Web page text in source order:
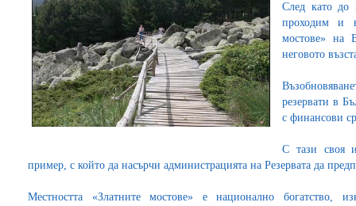
След като до
проходим и
мостове» на
неговото
резервати в
с финансови
С тази своя
пример, с който да насърчи администрацията на Резервата да
Местността «Златните мостове» е национално богатство,